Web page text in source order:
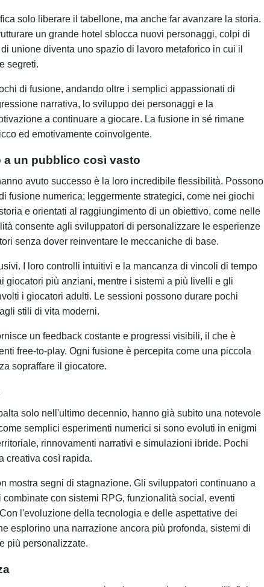
solo liberare il tabellone, ma anche far avanzare la storia.
un grande hotel sblocca nuovi personaggi, colpi di
unione diventa uno spazio di lavoro metaforico in cui il
segreti.
di fusione, andando oltre i semplici appassionati di
narrativa, lo sviluppo dei personaggi e la
a continuare a giocare. La fusione in sé rimane
ed emotivamente coinvolgente.
a un pubblico così vasto
avuto successo è la loro incredibile flessibilità. Possono
fusione numerica; leggermente strategici, come nei giochi
e orientati al raggiungimento di un obiettivo, come nelle
consente agli sviluppatori di personalizzare le esperienze
senza dover reinventare le meccaniche di base.
I loro controlli intuitivi e la mancanza di vincoli di tempo
giocatori più anziani, mentre i sistemi a più livelli e gli
i giocatori adulti. Le sessioni possono durare pochi
stili di vita moderni.
un feedback costante e progressi visibili, il che è
free-to-play. Ogni fusione è percepita come una piccola
sopraffare il giocatore.
solo nell'ultimo decennio, hanno già subito una notevole
semplici esperimenti numerici si sono evoluti in enigmi
rinnovamenti narrativi e simulazioni ibride. Pochi
creativa così rapida.
mostra segni di stagnazione. Gli sviluppatori continuano a
con sistemi RPG, funzionalità social, eventi
l'evoluzione della tecnologia e delle aspettative dei
esplorino una narrazione ancora più profonda, sistemi di
più personalizzate.